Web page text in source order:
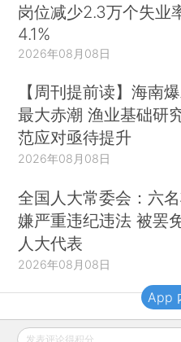
岗位减少2.3万个失业
4.1%
2026年08月08日
【周刊提前读】海南
最大赤潮 渔业基础研
范应对亟待提升
2026年08月08日
全国人大常委会：六
嫌严重违纪违法 被罢
人大代表
2026年08月08日
财新移动
发表评论得积分
App